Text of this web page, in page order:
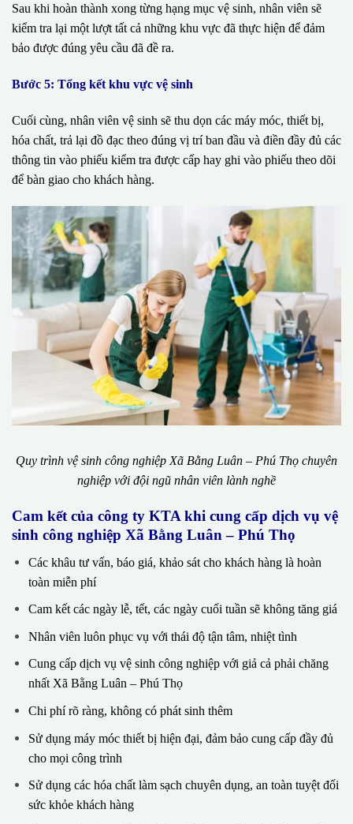
Sau khi hoàn thành xong từng hạng mục vệ sinh, nhân viên sẽ
kiểm tra lại một lượt tất cả những khu vực đã thực hiện để đảm
bảo được đúng yêu cầu đã đề ra.
Bước 5: Tổng kết khu vực vệ sinh
Cuối cùng, nhân viên vệ sinh sẽ thu dọn các máy móc, thiết bị,
hóa chất, trả lại đồ đạc theo đúng vị trí ban đầu và điền đầy đủ các
thông tin vào phiếu kiểm tra được cấp hay ghi vào phiếu theo dõi
để bàn giao cho khách hàng.
Quy trình vệ sinh công nghiệp Xã Bằng Luân – Phú Thọ chuyên
nghiệp với đội ngũ nhân viên lành nghề
Cam kết của công ty KTA khi cung cấp dịch vụ vệ
sinh công nghiệp Xã Bằng Luân – Phú Thọ
Các khâu tư vấn, báo giá, khảo sát cho khách hàng là hoàn
toàn miễn phí
Cam kết các ngày lễ, tết, các ngày cuối tuần sẽ không tăng giá
Nhân viên luôn phục vụ với thái độ tận tâm, nhiệt tình
Cung cấp dịch vụ vệ sinh công nghiệp với giả cả phải chăng
nhất Xã Bằng Luân – Phú Thọ
Chi phí rõ ràng, không có phát sinh thêm
Sử dụng máy móc thiết bị hiện đại, đảm bảo cung cấp đầy đủ
cho mọi công trình
Sử dụng các hóa chất làm sạch chuyên dụng, an toàn tuyệt đối
sức khỏe khách hàng